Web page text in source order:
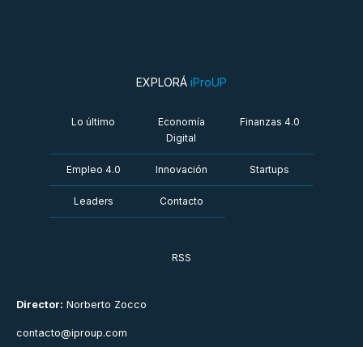
Director: Norberto Zocco
contacto@iproup.com
EXPLORÁ iProUP
Lo último
Economía
Digital
Finanzas 4.0
Empleo 4.0 Innovación Startups
Leaders Contacto
RSS